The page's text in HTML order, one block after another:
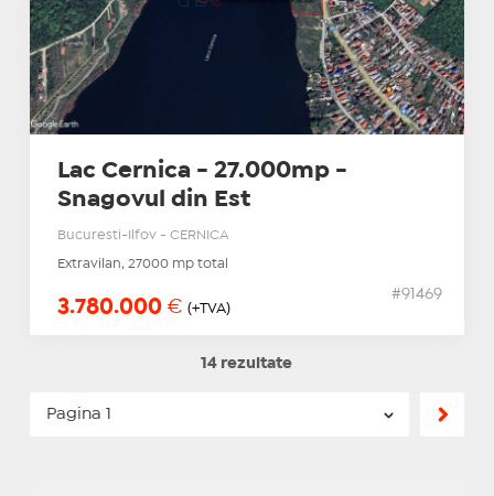
Lac Cernica - 27.000mp -
Snagovul din Est
Bucuresti-Ilfov - CERNICA
Extravilan, 27000 mp total
3.780.000 € (+TVA)
#91469
14 rezultate